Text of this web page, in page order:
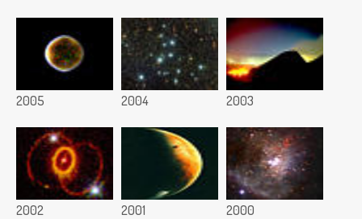
2005 2004 2003
2002 2001 2000